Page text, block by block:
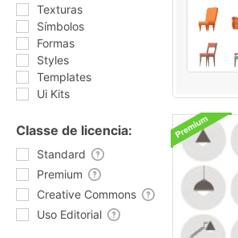
Texturas
Símbolos
Formas
Styles
Templates
Ui Kits
Classe de licencia:
Standard
Premium
Creative Commons
Uso Editorial